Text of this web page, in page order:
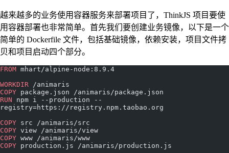
越来越多的业务使用容器服务来部署项目了，ThinkJS 项目要使
用容器部署也非常简单。首先我们要创建业务镜像，以下是一个
简单的 Dockerfile 文件，包括基础镜像，依赖安装，项目文件拷
贝和项目启动四个部分。
FROM mhart/alpine-node:8.9.4
WORKDIR /animaris
COPY package.json /animaris/package.json
RUN npm i --production --
registry=https://registry.npm.taobao.org
COPY src /animaris/src
COPY view /animaris/view
COPY www /animaris/www
COPY production.js /animaris/production.js